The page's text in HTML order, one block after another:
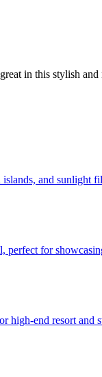
in this stylish and
and sunlight
for
high-end resort and